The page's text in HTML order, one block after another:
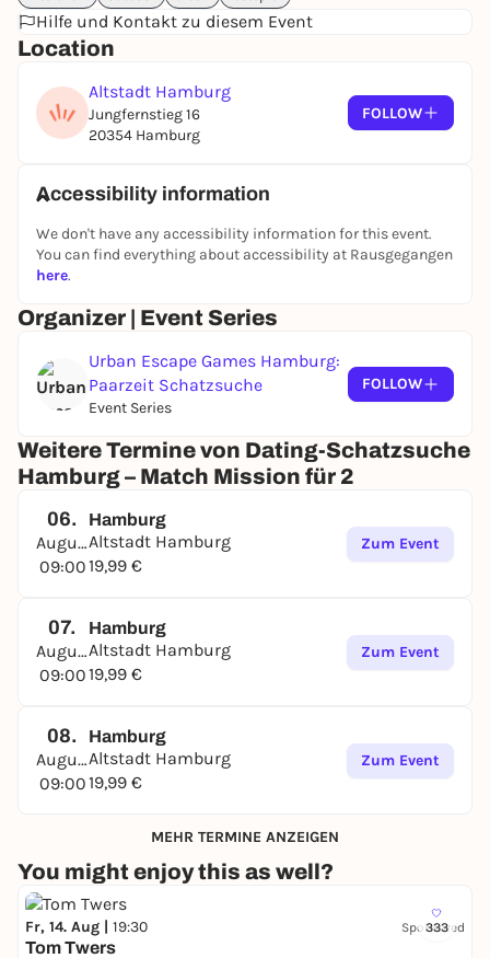
Hilfe und Kontakt zu diesem Event
Location
Altstadt Hamburg
Jungfernstieg 16
20354 Hamburg
FOLLOW
Accessibility information
We don't have any accessibility information for this event.
You can find everything about accessibility at Rausgegangen
here.
Organizer | Event Series
Urban Escape Games Hamburg:
Paarzeit Schatzsuche
Event Series
FOLLOW
Weitere Termine von Dating-Schatzsuche
Hamburg – Match Mission für 2
06.
August
09:00
Hamburg
Altstadt Hamburg
19,99 €
Zum Event
07.
August
09:00
Hamburg
Altstadt Hamburg
19,99 €
Zum Event
08.
August
09:00
Hamburg
Altstadt Hamburg
19,99 €
Zum Event
MEHR TERMINE ANZEIGEN
You might enjoy this as well?
333
Fr, 14. Aug | 19:30 Sponsored
Tom Twers